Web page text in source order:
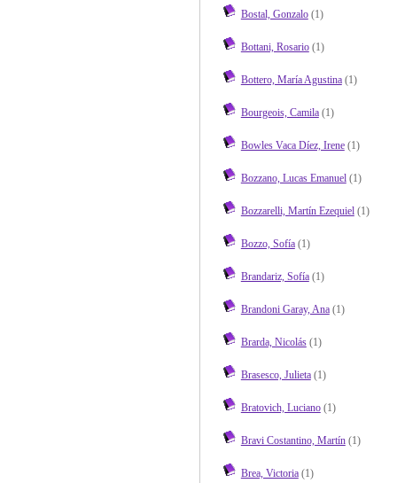
Bostal, Gonzalo(1)
Bottani, Rosario(1)
Bottero, María Agustina(1)
Bourgeois, Camila(1)
Bowles Vaca Díez, Irene(1)
Bozzano, Lucas Emanuel(1)
Bozzarelli, Martín Ezequiel(1)
Bozzo, Sofía(1)
Brandariz, Sofía(1)
Brandoni Garay, Ana(1)
Brarda, Nicolás(1)
Brasesco, Julieta(1)
Bratovich, Luciano(1)
Bravi Costantino, Martín(1)
Brea, Victoria(1)